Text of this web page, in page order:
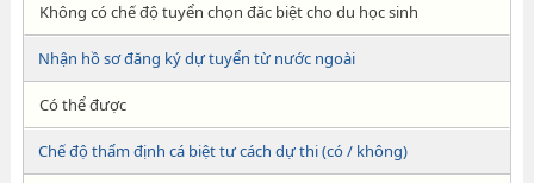
Không có chế độ tuyển chọn đăc biệt cho du học sinh
Nhận hồ sơ đăng ký dự tuyển từ nước ngoài
Có thể được
Chế độ thẩm định cá biệt tư cách dự thi (có / không)